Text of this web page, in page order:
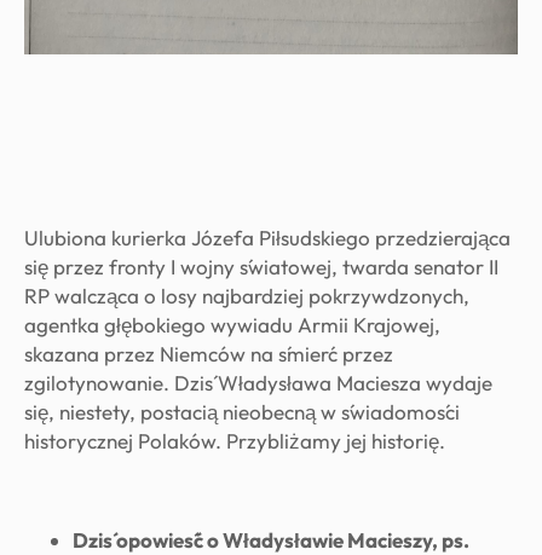
Ulubiona kurierka Józefa Piłsudskiego przedzierająca
się przez fronty I wojny światowej, twarda senator II
RP walcząca o losy najbardziej pokrzywdzonych,
agentka głębokiego wywiadu Armii Krajowej,
skazana przez Niemców na śmierć przez
zgilotynowanie. Dziś Władysława Maciesza wydaje
się, niestety, postacią nieobecną w świadomości
historycznej Polaków. Przybliżamy jej historię.
Dziś opowieść o Władysławie Macieszy, ps.